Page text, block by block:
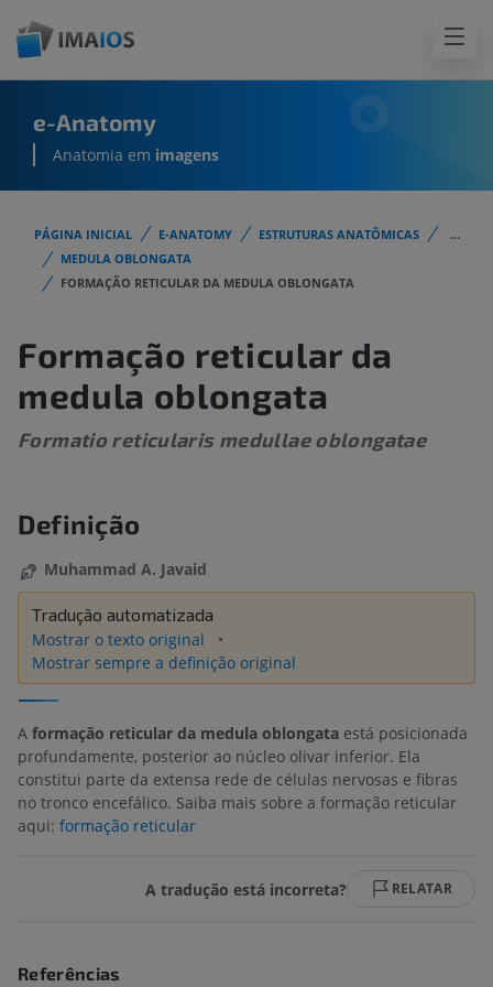
e-Anatomy
Anatomia em imagens
PÁGINA INICIAL E-ANATOMY ESTRUTURAS ANATÔMICAS
...
MEDULA OBLONGATA
FORMAÇÃO RETICULAR DA MEDULA OBLONGATA
Formação reticular da
medula oblongata
Formatio reticularis medullae oblongatae
Definição
Muhammad A. Javaid
Tradução automatizada
Mostrar o texto original
Mostrar sempre a definição original
A formação reticular da medula oblongata está posicionada
profundamente, posterior ao núcleo olivar inferior. Ela
constitui parte da extensa rede de células nervosas e fibras
no tronco encefálico. Saiba mais sobre a formação reticular
aqui: formação reticular
A tradução está incorreta? RELATAR
Referências